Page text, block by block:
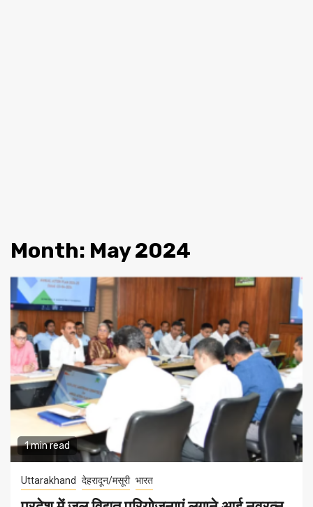
Month: May 2024
1 min read
Uttarakhand देहरादून/मसूरी भारत